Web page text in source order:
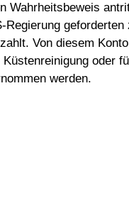
Wahrheitsbeweis
Regierung
Von diesem
oder
werden.